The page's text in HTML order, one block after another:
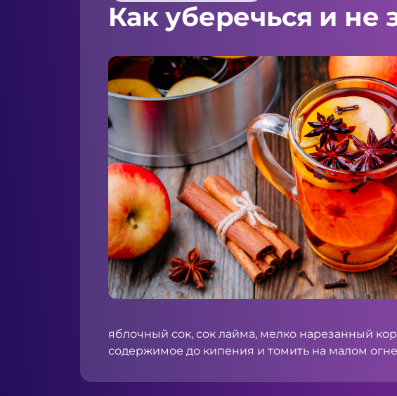
Как уберечься и не
яблочный сок, сок лайма, мелко нарезанный
содержимое до кипения и томить на малом огне